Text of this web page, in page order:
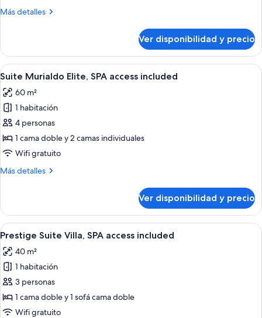
Park
access
included
Más detalles
Más
Double
or
Twin
Park
View,
SPA
access
included
Ver disponibilidad y precio
Ver
todas
las
fotos
de
Suite
Murialdo
SPA
Una habitación de hotel moderna
6
Suite Murialdo Elite, SPA access included
60 m²
1 habitación
4 personas
1 cama doble y 2 camas individuales
Wifi gratuito
Más detalles
Más
Murialdo
Elite,
SPA
included
Ver disponibilidad y precio
Ver
todas
las
fotos
de
Prestige
Suite
Una habitación de hotel con una
9
Prestige Suite Villa, SPA access included
40 m²
1 habitación
3 personas
1 cama doble y 1 sofá cama doble
Wifi gratuito